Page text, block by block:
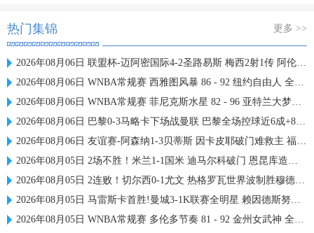
热门集锦 更多 >>
2026年08月06日 联盟杯-迈阿密国际4-2圣路易斯 梅西2射1传 阿伦助攻戴帽
2026年08月06日 WNBA常规赛 西雅图风暴 86 - 92 纽约自由人 全场集锦
2026年08月06日 WNBA常规赛 菲尼克斯水星 82 - 96 亚特兰大梦想 全场集锦
2026年08月06日 巴黎0-3马略卡下场战曼联 巴黎全场控球近6成+8射3正未果
2026年08月06日 友谊赛-阿森纳1-3贝蒂斯 因卡皮耶破门难救主 福纳尔斯1射2传
2026年08月05日 2场不胜！米兰1-1国米 迪马尔科破门 恩昆库造点+点射拉莫斯登场
2026年08月05日 2连败！切尔西0-1尤文 热格罗瓦世界波制胜穆德里克时隔614天复出
2026年08月05日 马雷斯卡首胜!曼城3-1K联赛全明星 赖因德斯努里破门塞梅尼奥助攻
2026年08月05日 WNBA常规赛 多伦多节奏 81 - 92 金州女武神 全场集锦